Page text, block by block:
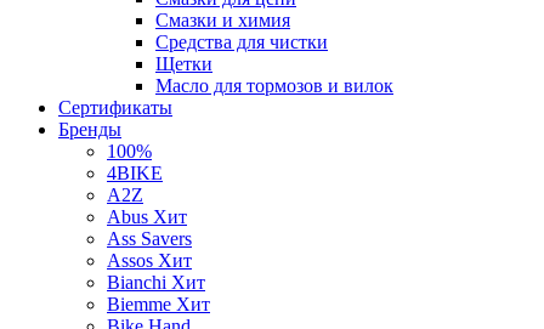
Смазки и химия
Средства для чистки
Щетки
Масло для тормозов и вилок
Сертификаты
Бренды
100%
4BIKE
A2Z
Abus Хит
Ass Savers
Assos Хит
Bianchi Хит
Biemme Хит